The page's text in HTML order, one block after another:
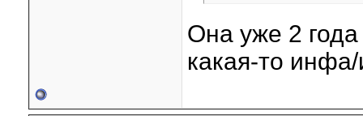
Она уже 2 года
какая-то